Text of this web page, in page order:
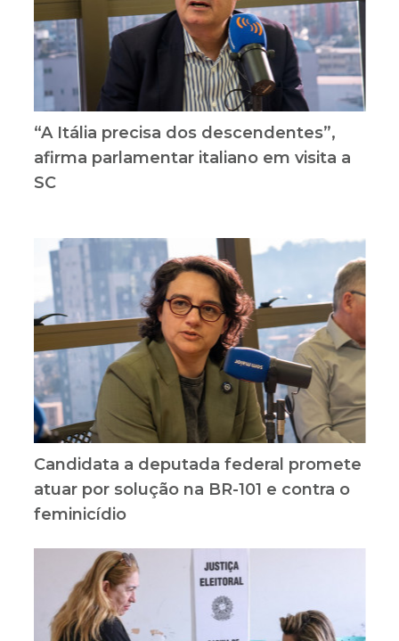
“A Itália precisa dos descendentes”,
afirma parlamentar italiano em visita a
SC
Candidata a deputada federal promete
atuar por solução na BR-101 e contra o
feminicídio